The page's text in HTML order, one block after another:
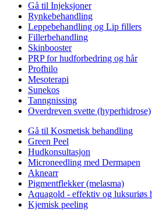
Gå til Injeksjoner
Rynkebehandling
Leppebehandling og Lip fillers
Fillerbehandling
Skinbooster
PRP for hudforbedring og hår
Profhilo
Mesoterapi
Sunekos
Tanngnissing
Overdreven svette (hyperhidrose)
Gå til Kosmetisk behandling
Green Peel
Hudkonsultasjon
Microneedling med Dermapen
Aknearr
Pigmentflekker (melasma)
Aquagold - effektiv og luksuriøs
Kjemisk peeling